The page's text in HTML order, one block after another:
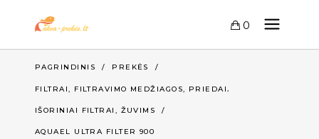
0
PAGRINDINIS / PREKĖS /
FILTRAI, FILTRAVIMO MEDŽIAGOS, PRIEDAI,
IŠORINIAI FILTRAI , ŽUVIMS /
AQUAEL ULTRA FILTER 900